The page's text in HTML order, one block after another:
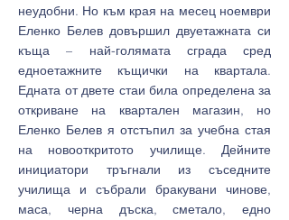
неудобни. Но към края на месец ноември
Еленко Белев довършил двуетажната си
къща – най-голямата сграда сред
едноетажните къщички на квартала.
Едната от двете стаи била определена за
откриване на квартален магазин, но
Еленко Белев я отстъпил за учебна стая
на новооткритото училище. Дейните
инициатори тръгнали из съседните
училища и събрали бракувани чинове,
маса, черна дъска, сметало, едно